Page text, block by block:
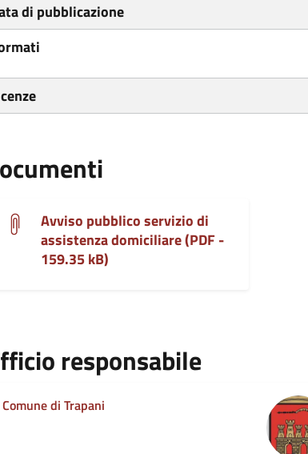
di pubblicazione
Avviso pubblico servizio di
assistenza domiciliare (PDF -
159.35 kB)
responsabile
Comune di Trapani